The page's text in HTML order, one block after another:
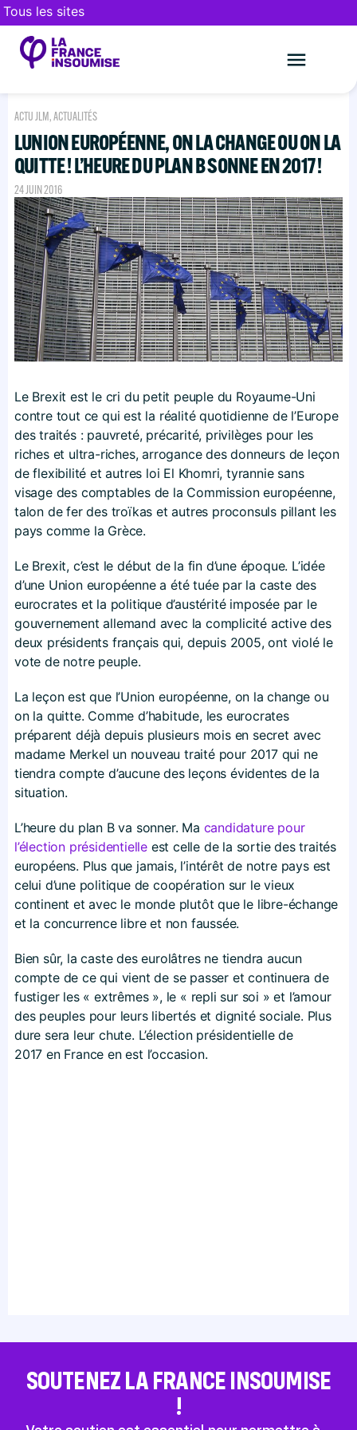
Tous les sites
ACTU JLM,ACTUALITÉS
LUNION EUROPÉENNE, ON LA CHANGE OU ON LA
QUITTE ! L’HEURE DU PLAN B SONNE EN 2017 !
24 JUIN 2016
Le Brexit est le cri du petit peuple du Royaume-Uni
contre tout ce qui est la réalité quotidienne de l’Europe
des traités : pauvreté, précarité, privilèges pour les
riches et ultra-riches, arrogance des donneurs de leçon
de flexibilité et autres loi El Khomri, tyrannie sans
visage des comptables de la Commission européenne,
talon de fer des troïkas et autres proconsuls pillant les
pays comme la Grèce.
Le Brexit, c’est le début de la fin d’une époque. L’idée
d’une Union européenne a été tuée par la caste des
eurocrates et la politique d’austérité imposée par le
gouvernement allemand avec la complicité active des
deux présidents français qui, depuis 2005, ont violé le
vote de notre peuple.
La leçon est que l’Union européenne, on la change ou
on la quitte. Comme d’habitude, les eurocrates
préparent déjà depuis plusieurs mois en secret avec
madame Merkel un nouveau traité pour 2017 qui ne
tiendra compte d’aucune des leçons évidentes de la
situation.
L’heure du plan B va sonner. Ma candidature pour
l’élection présidentielle est celle de la sortie des traités
européens. Plus que jamais, l’intérêt de notre pays est
celui d’une politique de coopération sur le vieux
continent et avec le monde plutôt que le libre-échange
et la concurrence libre et non faussée.
Bien sûr, la caste des eurolâtres ne tiendra aucun
compte de ce qui vient de se passer et continuera de
fustiger les « extrêmes », le « repli sur soi » et l’amour
des peuples pour leurs libertés et dignité sociale. Plus
dure sera leur chute. L’élection présidentielle de
2017 en France en est l’occasion.
SOUTENEZ LA FRANCE INSOUMISE
!